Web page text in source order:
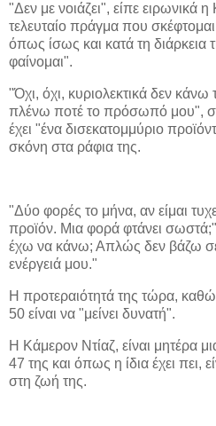
"Δεν με νοιάζει", είπε ειρωνικά
τελευταίο πράγμα που
όπως ίσως και κατά τη διάρκεια
φαίνομαι".
"Όχι, όχι, κυριολεκτικά δεν
πλένω ποτέ το πρόσωπό μου",
έχει "ένα δισεκατομμύριο
σκόνη στα ράφια της.
"Δύο φορές το μήνα, αν είμαι
προϊόν. Μια φορά φτάνει
έχω να κάνω; Απλώς δεν βάζω σε
ενέργειά μου."
Η προτεραιότητά της τώρα, καθώς
50 είναι να "μείνει δυνατή".
Η Κάμερον Ντίαζ, είναι μητέρα
47 της και όπως η ίδια έχει πει,
στη ζωή της.